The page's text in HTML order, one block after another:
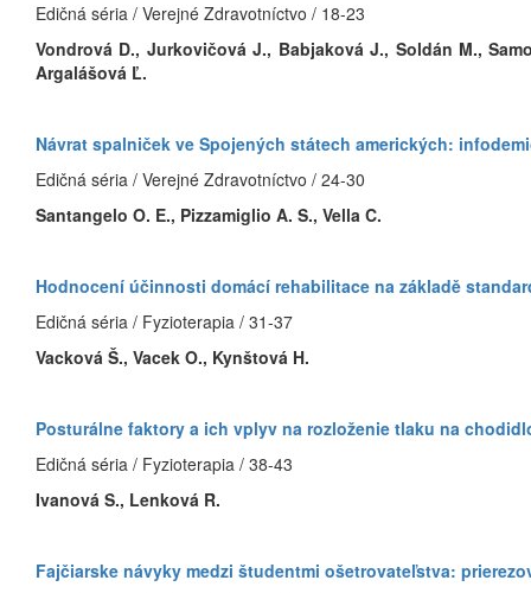
Edičná séria / Verejné Zdravotníctvo / 18-23
Vondrová D., Jurkovičová J., Babjaková J., Soldán M.,
Argalášová Ľ.
Návrat spalniček ve Spojených státech amerických:
Edičná séria / Verejné Zdravotníctvo / 24-30
Santangelo O. E., Pizzamiglio A. S., Vella C.
Hodnocení účinnosti domácí rehabilitace na základě
Edičná séria / Fyzioterapia / 31-37
Vacková Š., Vacek O., Kynštová H.
Posturálne faktory a ich vplyv na rozloženie tlaku na
Edičná séria / Fyzioterapia / 38-43
Ivanová S., Lenková R.
Fajčiarske návyky medzi študentmi ošetrovateľstva: